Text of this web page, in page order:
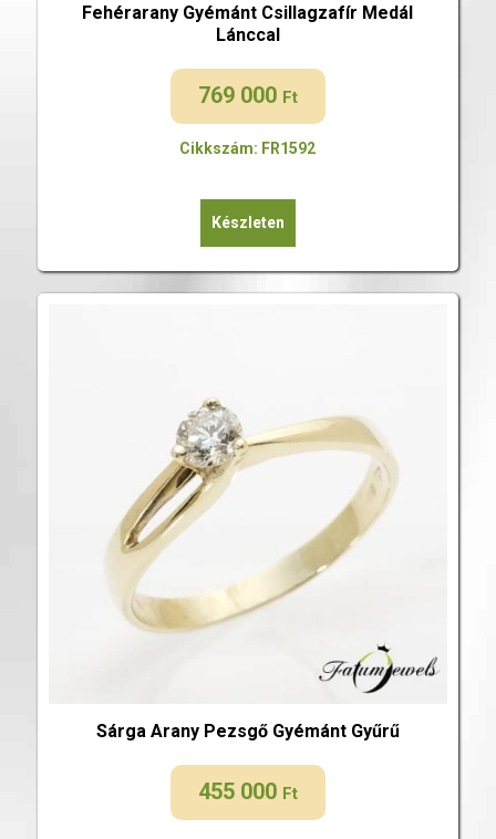
Fehérarany Gyémánt Csillagzafír Medál
Lánccal
769 000 Ft
Cikkszám: FR1592
Készleten
Sárga Arany Pezsgő Gyémánt Gyűrű
455 000 Ft